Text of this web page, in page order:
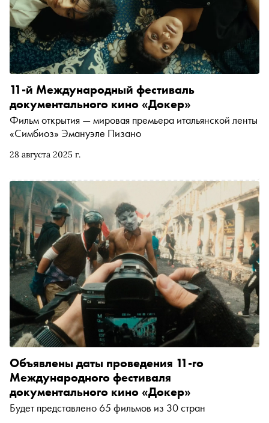
28 августа 2025 г.
11-й Международный фестиваль
документального кино «Докер»
Фильм открытия — мировая премьера итальянской ленты
«Симбиоз» Эмануэле Пизано
Объявлены даты проведения 11-го
Международного фестиваля
документального кино «Докер»
Будет представлено 65 фильмов из 30 стран